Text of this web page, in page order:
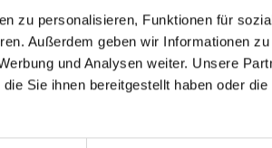
zu personalisieren, Funktionen für
Außerdem geben wir Informationen
und Analysen weiter. Unsere
Sie ihnen bereitgestellt haben oder
Umrechnungsfaktoren